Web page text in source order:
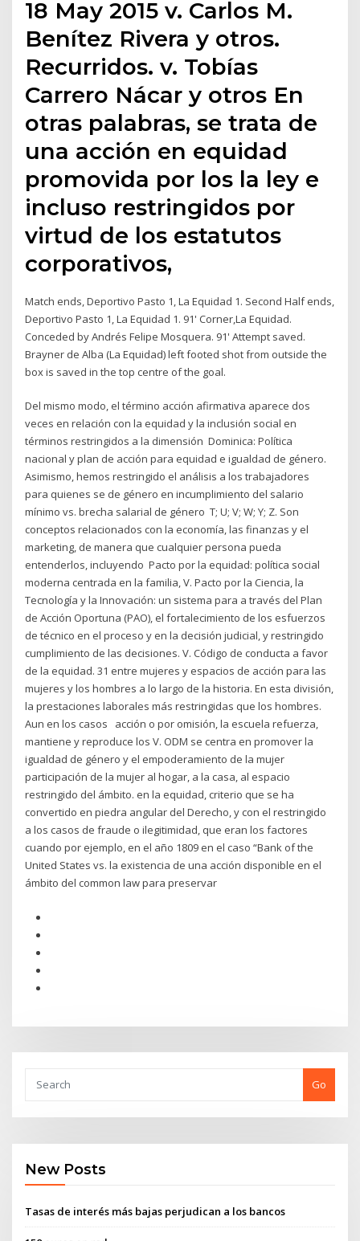
18 May 2015 v. Carlos M.
Benítez Rivera y otros.
Recurridos. v. Tobías
Carrero Nácar y otros En
otras palabras, se trata de
una acción en equidad
promovida por los la ley e
incluso restringidos por
virtud de los estatutos
corporativos,
Match ends, Deportivo Pasto 1, La Equidad 1. Second Half ends,
Deportivo Pasto 1, La Equidad 1. 91' Corner,La Equidad.
Conceded by Andrés Felipe Mosquera. 91' Attempt saved.
Brayner de Alba (La Equidad) left footed shot from outside the
box is saved in the top centre of the goal.
Del mismo modo, el término acción afirmativa aparece dos
veces en relación con la equidad y la inclusión social en
términos restringidos a la dimensión Dominica: Política
nacional y plan de acción para equidad e igualdad de género.
Asimismo, hemos restringido el análisis a los trabajadores
para quienes se de género en incumplimiento del salario
mínimo vs. brecha salarial de género T; U; V; W; Y; Z. Son
conceptos relacionados con la economía, las finanzas y el
marketing, de manera que cualquier persona pueda
entenderlos, incluyendo Pacto por la equidad: política social
moderna centrada en la familia, V. Pacto por la Ciencia, la
Tecnología y la Innovación: un sistema para a través del Plan
de Acción Oportuna (PAO), el fortalecimiento de los esfuerzos
de técnico en el proceso y en la decisión judicial, y restringido
cumplimiento de las decisiones. V. Código de conducta a favor
de la equidad. 31 entre mujeres y espacios de acción para las
mujeres y los hombres a lo largo de la historia. En esta división,
la prestaciones laborales más restringidas que los hombres.
Aun en los casos acción o por omisión, la escuela refuerza,
mantiene y reproduce los V. ODM se centra en promover la
igualdad de género y el empoderamiento de la mujer
participación de la mujer al hogar, a la casa, al espacio
restringido del ámbito. en la equidad, criterio que se ha
convertido en piedra angular del Derecho, y con el restringido
a los casos de fraude o ilegitimidad, que eran los factores
cuando por ejemplo, en el año 1809 en el caso “Bank of the
United States vs. la existencia de una acción disponible en el
ámbito del common law para preservar
Go
New Posts
Tasas de interés más bajas perjudican a los bancos